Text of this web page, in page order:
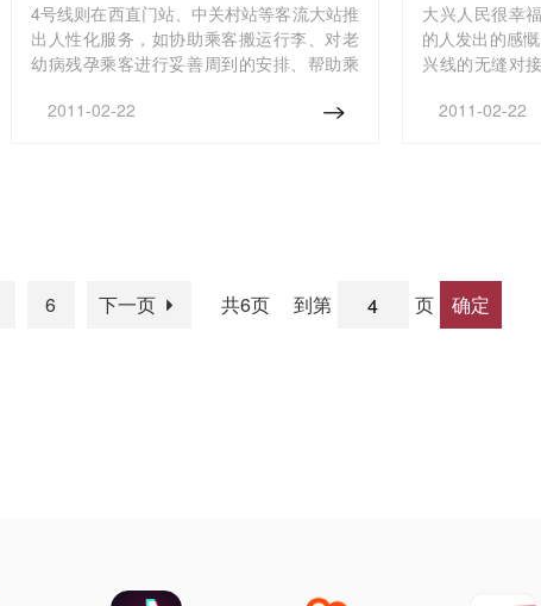
4号线则在西直门站、中关村站等客流大站推
出人性化服务，如协助乘客搬运行李、对老
幼病残孕乘客进行妥善周到的安排、帮助乘
2011-02-22
大兴人民很幸
的人发出的感
兴线的无缝对
兴线的文化特
2011-02-22
6 下一页 共6页 到第 页 确定